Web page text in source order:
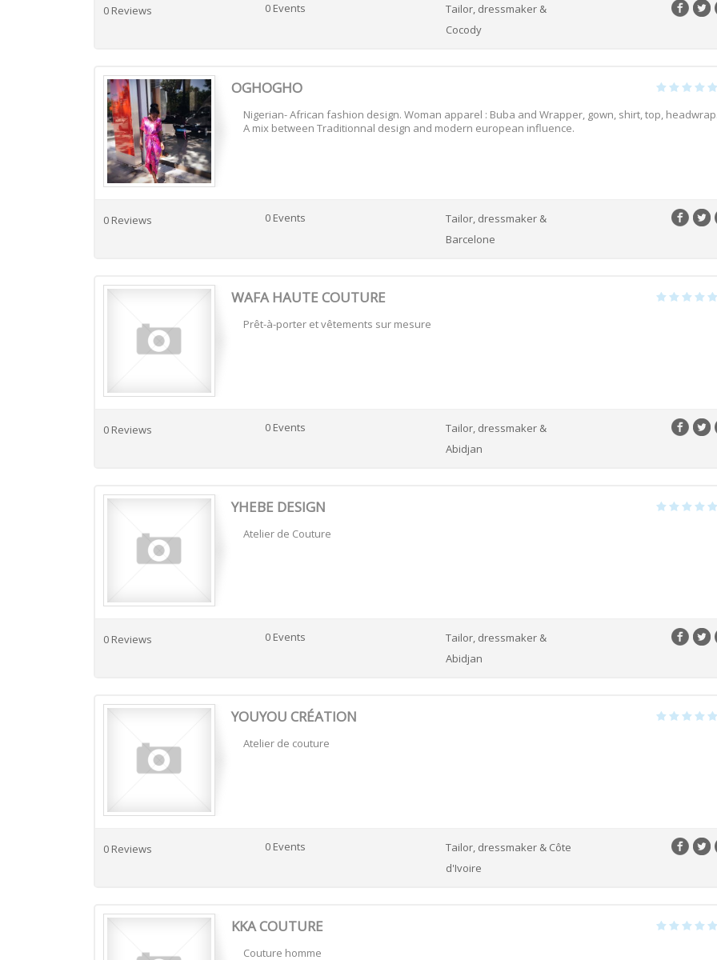
0 Reviews 0 Events
Tailor, dressmaker &
Cocody
OGHOGHO
Nigerian- African fashion design. Woman apparel : Buba and Wrapper, gown, shirt, top,
A mix between Traditionnal design and modern european influence.
0 Reviews 0 Events
Tailor, dressmaker &
Barcelone
WAFA HAUTE COUTURE
Prêt-à-porter et vêtements sur mesure
0 Reviews 0 Events
Tailor, dressmaker &
Abidjan
YHEBE DESIGN
Atelier de Couture
0 Reviews 0 Events
Tailor, dressmaker &
Abidjan
YOUYOU CRÉATION
Atelier de couture
0 Reviews 0 Events
Tailor, dressmaker & Côte
d'Ivoire
KKA COUTURE
Couture homme